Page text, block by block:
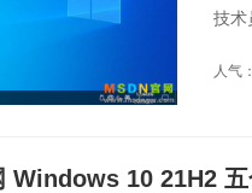
技术
人气
Windows 10 21H2